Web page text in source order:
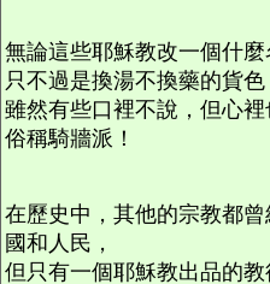
無論這些耶穌教改一個什
只不過是換湯不換藥的貨色
雖然有些口裡不說，但心
俗稱騎牆派！
在歷史中，其他的宗教都
國和人民，
但只有一個耶穌教出品的